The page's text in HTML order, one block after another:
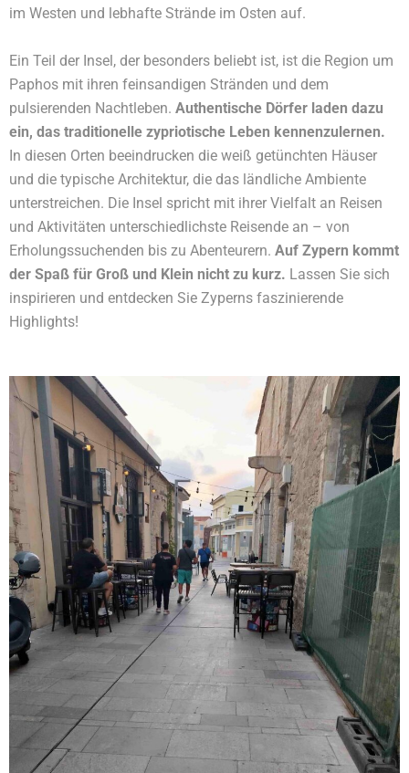
im Westen und lebhafte Strände im Osten auf.
Ein Teil der Insel, der besonders beliebt ist, ist die Region um
Paphos mit ihren feinsandigen Stränden und dem
pulsierenden Nachtleben. Authentische Dörfer laden dazu
ein, das traditionelle zypriotische Leben kennenzulernen.
In diesen Orten beeindrucken die weiß getünchten Häuser
und die typische Architektur, die das ländliche Ambiente
unterstreichen. Die Insel spricht mit ihrer Vielfalt an Reisen
und Aktivitäten unterschiedlichste Reisende an – von
Erholungssuchenden bis zu Abenteurern. Auf Zypern kommt
der Spaß für Groß und Klein nicht zu kurz. Lassen Sie sich
inspirieren und entdecken Sie Zyperns faszinierende
Highlights!